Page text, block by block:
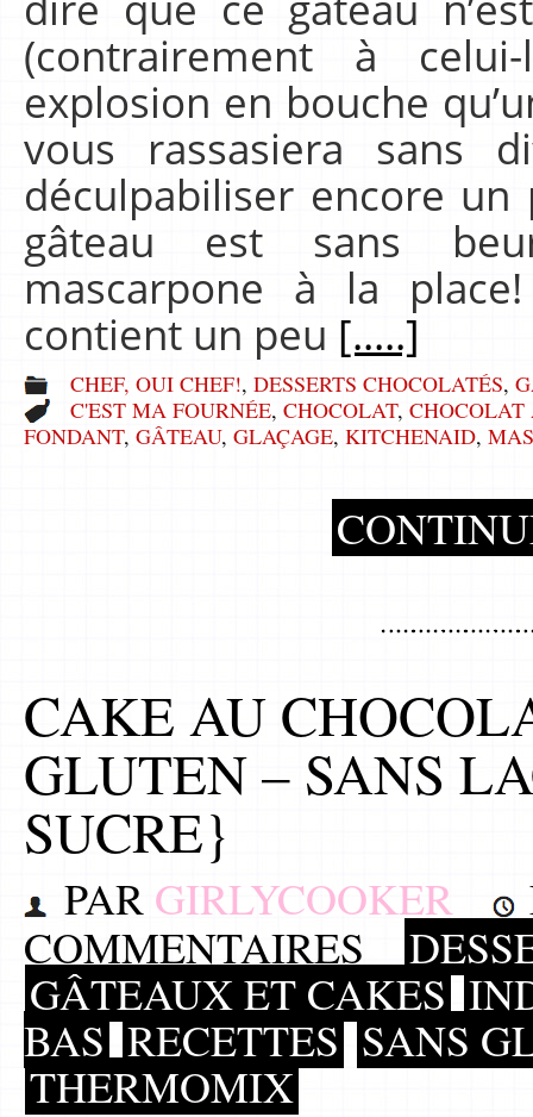
(contrairement à
explosion en bouche
vous rassasiera sans
déculpabiliser encore
gâteau est sans
mascarpone à la
contient un peu [.....]
CHEF, OUI CHEF!, DESSERTS CHOCOLATÉS,
C'EST MA FOURNÉE, CHOCOLAT,
FONDANT, GÂTEAU, GLAÇAGE, KITCHENAID,
CAKE AU
GLUTEN – SANS
SUCRE}
PAR GIRLYCOOKER
COMMENTAIRES
GÂTEAUX ET CAKES
BAS RECETTES SANS
THERMOMIX